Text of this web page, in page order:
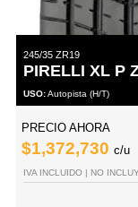
245/35 ZR19
PIRELLI XL P
USO:Autopista (H/T)
PRECIO AHORA
$1,372,730 c/u
IVA INCLUIDO | NO